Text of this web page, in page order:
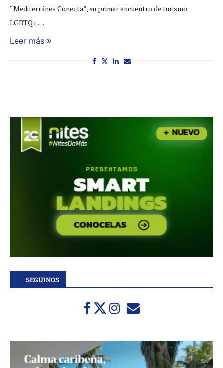
“Mediterránea Conecta”, su primer encuentro de turismo
LGBTQ+ …
Leer más
SEGUINOS